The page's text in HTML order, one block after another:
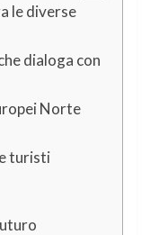
le diverse
dialoga con
Norte
turisti